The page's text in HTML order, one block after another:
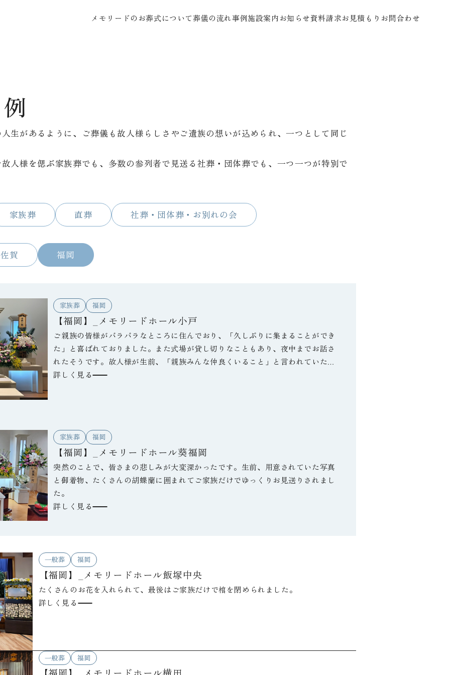
メモリードのお葬式について葬儀の流れ事例施設案内 お知らせ資料請求お見積もり お問合わせ
生があるように、ご葬儀も故人様らしさやご遺族の想いが込められ、一つとして同じ
人様を偲ぶ家族葬でも、多数の参列者で見送る社葬・団体葬でも、一つ一つが特別で
家族葬 直葬 社葬・団体葬・お別れの会
佐賀 福岡
家族葬 福岡
【福岡】_メモリードホール小戸
ご親族の皆様がバラバラなところに住んでおり、「久しぶりに集まることができ
た」と喜ばれておりました。また式場が貸し切りなこともあり、夜中までお話さ
れたそうです。故人様が生前、「親族みんな仲良くいること」と言われていたと
のことで、それを今回の葬儀で実感できたと喪主様が言っておられました。
詳しく見る
家族葬 福岡
【福岡】_メモリードホール葵福岡
突然のことで、皆さまの悲しみが大変深かったです。生前、用意されていた写真
と御着物、たくさんの胡蝶蘭に囲まれてご家族だけでゆっくりお見送りされまし
た。
詳しく見る
一般葬 福岡
【福岡】_メモリードホール飯塚中央
たくさんのお花を入れられて、最後はご家族だけで棺を閉められました。
詳しく見る
一般葬 福岡